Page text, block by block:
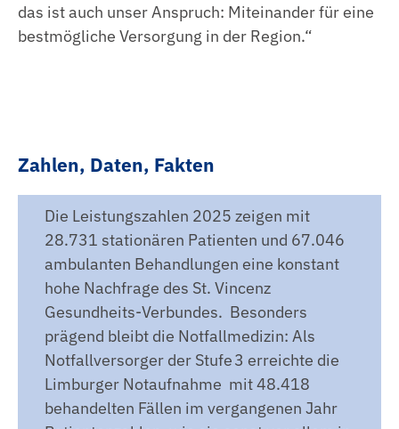
das ist auch unser Anspruch: Miteinander für eine
bestmögliche Versorgung in der Region.“
Zahlen, Daten, Fakten
Die Leistungszahlen 2025 zeigen mit
28.731 stationären Patienten und 67.046
ambulanten Behandlungen eine konstant
hohe Nachfrage des St. Vincenz
Gesundheits-Verbundes. Besonders
prägend bleibt die Notfallmedizin: Als
Notfallversorger der Stufe 3 erreichte die
Limburger Notaufnahme mit 48.418
behandelten Fällen im vergangenen Jahr